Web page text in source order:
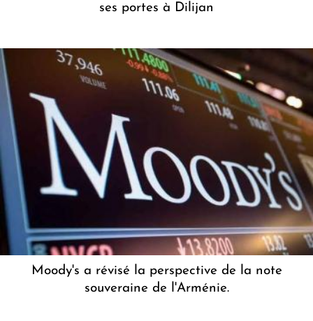
ses portes à Dilijan
Moody's a révisé la perspective de la note
souveraine de l'Arménie.